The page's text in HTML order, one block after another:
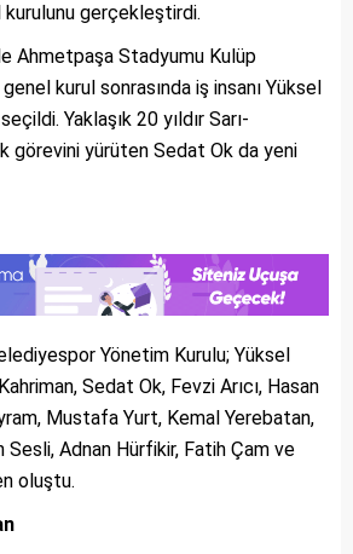
kurulunu gerçekleştirdi.
Ahmetpaşa Stadyumu Kulüp
kurul sonrasında iş insanı Yüksel
Yaklaşık 20 yıldır Sarı-
görevini yürüten Sedat Ok da yeni
Yönetim Kurulu; Yüksel
Sedat Ok, Fevzi Arıcı, Hasan
Mustafa Yurt, Kemal Yerebatan,
Sesli, Adnan Hürfikir, Fatih Çam ve
oluştu.